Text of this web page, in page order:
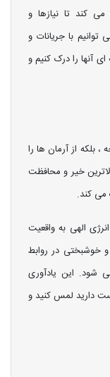
کند تا نیازها و
با جریانات و
آنها را درک کنیم و
بلکه از آرمان ها را
خیر و محافظت
می کند.
الهی به واقعیت
خوشبختی در روابط
شود. این یادآوری
دارید لمس کنید و